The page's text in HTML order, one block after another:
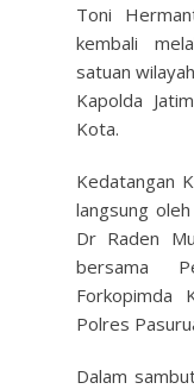
Toni
kembali
satuan
Kapolda
Kota.
Kedatangan
langsung
Dr Raden
bersama
Forkopimda
Polres
Dalam